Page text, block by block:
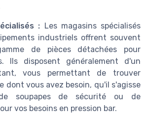
: Les magasins spécialisés
industriels offrent souvent
de pièces détachées pour
Ils disposent généralement d'un
vous permettant de trouver
dont vous avez besoin, qu'il s'agisse
soupapes de sécurité ou de
vos besoins en pression bar.